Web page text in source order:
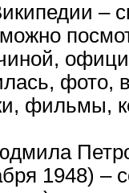
–
фото,
фильмы,
1948) –